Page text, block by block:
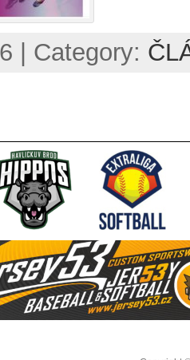
| Category: